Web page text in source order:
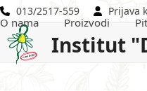
Skip
to
content
013/2517-559 Prijava
Institut
O nama Proizvodi